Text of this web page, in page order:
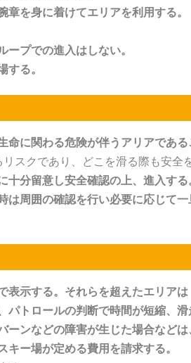
を身に着けてエリアを利用する。
プでの進入はしない。
する。
命に関わる危険が伴うアリアである
スクであり、どこを滑る際も安全
分留意し安全確認の上、進入する
周囲の確認を行い必要に応じて一
示する。それらを超えたエリアは
トロールの判断で時間が短縮、滑
ーンなどの障害が生じた場合など
キー場が定める費用を請求する。